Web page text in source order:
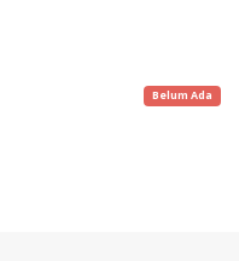
Belum Ada